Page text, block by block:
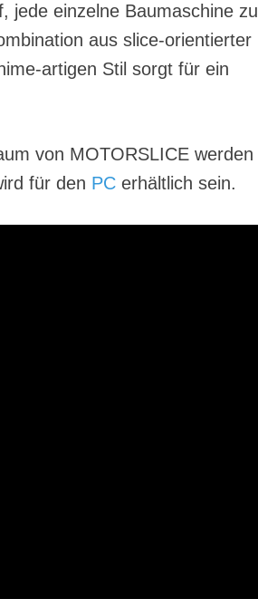
jede einzelne Baumaschine zu
aus slice-orientierter
artigen Stil sorgt für ein
von MOTORSLICE werden
für den PC erhältlich sein.